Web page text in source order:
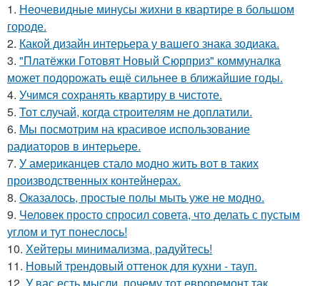
1. Неочевидные минусы жихни в квартире в большом
городе.
2. Какой дизайн интерьера у вашего знака зодиака.
3. "Платёжки Готовят Новый Сюрприз" коммуналка
может подорожать ещё сильнее в ближайшие годы.
4. Учимся сохранять квартиру в чистоте.
5. Тот случай, когда строителям не доплатили.
6. Мы посмотрим на красивое использование
радиаторов в интерьере.
7. У американцев стало модно жить вот в таких
производственных контейнерах.
8. Оказалось, простые полы мыть уже не модно.
9. Человек просто спросил совета, что делать с пустым
углом и тут понеслось!
10. Хейтеры минимализма, радуйтесь!
11. Новый трендовый оттенок для кухни - тауп.